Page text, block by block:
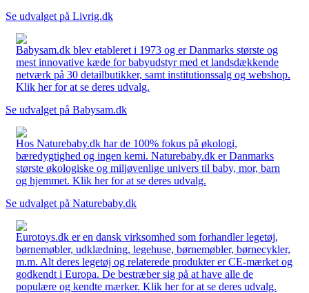
Se udvalget på Livrig.dk
Babysam.dk blev etableret i 1973 og er Danmarks største og
mest innovative kæde for babyudstyr med et landsdækkende
netværk på 30 detailbutikker, samt institutionssalg og webshop.
Klik her for at se deres udvalg.
Se udvalget på Babysam.dk
Hos Naturebaby.dk har de 100% fokus på økologi,
bæredygtighed og ingen kemi. Naturebaby.dk er Danmarks
største økologiske og miljøvenlige univers til baby, mor, barn
og hjemmet. Klik her for at se deres udvalg.
Se udvalget på Naturebaby.dk
Eurotoys.dk er en dansk virksomhed som forhandler legetøj,
børnemøbler, udklædning, legehuse, børnemøbler, børnecykler,
m.m. Alt deres legetøj og relaterede produkter er CE-mærket og
godkendt i Europa. De bestræber sig på at have alle de
populære og kendte mærker. Klik her for at se deres udvalg.